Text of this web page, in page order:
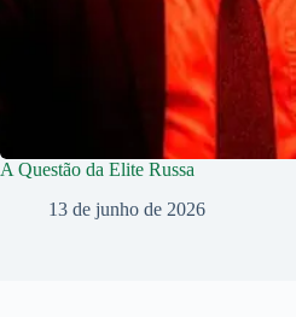
A Questão da Elite Russa
13 de junho de 2026